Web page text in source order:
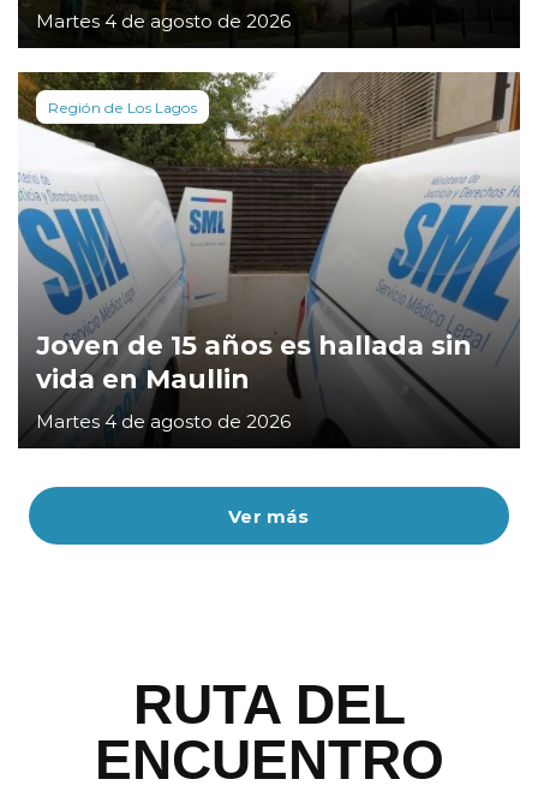
Ver más
Martes 4 de agosto de 2026
Región de Los Lagos
Joven de 15 años es hallada sin
vida en Maullin
Martes 4 de agosto de 2026
RUTA DEL
ENCUENTRO